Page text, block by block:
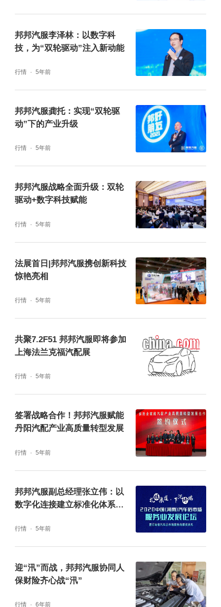
对于此次支援工作，黄永强始终认为是自己分
内的事，“作为邦邦一线的一份子，解决客户的
需求就是我们最大的价值，尤其在这样的时
客户第一，使命必达，风雨面前一起扛！
邦邦汽服李泽林：以数字科
技，为“双轮驱动”注入新动能
行情 5年前
邦邦汽服龚托：实现“双轮驱
动”下的产业升级
行情 5年前
邦邦汽服战略全面升级：双轮
驱动+数字科技赋能
行情 5年前
法展首日|邦邦汽服携创新科技
惊艳亮相
行情 5年前
共聚7.2F51 邦邦汽服即将参加
上海法兰克福汽配展
行情 5年前
签署战略合作！邦邦汽服赋能
丹阳汽配产业高质量转型发展
行情 5年前
邦邦汽服副总经理张立伟：以
数字化连接建立标准化体系，
行情 5年前
迎“汛”而战，邦邦汽服协同人
保财险齐心战“汛”
行情 6年前